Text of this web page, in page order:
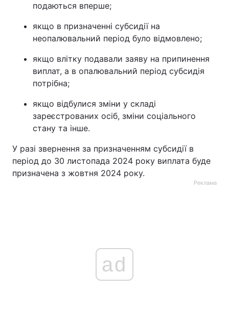
подаються вперше;
якщо в призначенні субсидії на
неопалювальний період було відмовлено;
якщо влітку подавали заяву на припинення
виплат, а в опалювальний період субсидія
потрібна;
якщо відбулися зміни у складі
зареєстрованих осіб, зміни соціального
стану та інше.
У разі звернення за призначенням субсидії в
період до 30 листопада 2024 року виплата буде
призначена з жовтня 2024 року.
Реклама
ad